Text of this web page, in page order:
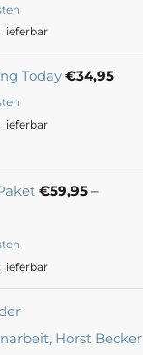
lieferbar
Today €34,95
lieferbar
€59,95 –
lieferbar
Horst Becker